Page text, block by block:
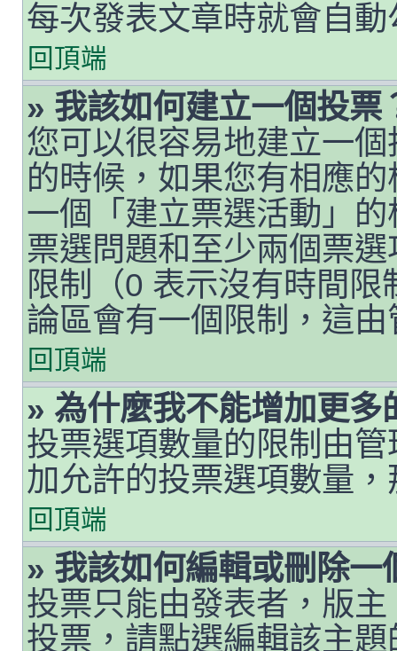
每次發表文章時就會自
回頂端
» 我該如何建立一個投票
您可以很容易地建立一
的時候，如果您有相應
一個「建立票選活動」
票選問題和至少兩個票
限制（0 表示沒有時間
論區會有一個限制，這
回頂端
» 為什麼我不能增加更多
投票選項數量的限制由
加允許的投票選項數量
回頂端
» 我該如何編輯或刪除一
投票只能由發表者，版
投票，請點選編輯該主